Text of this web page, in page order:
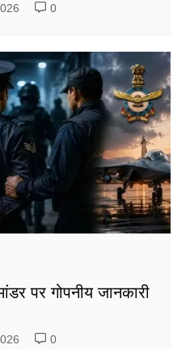
0
पर गोपनीय जानकारी
0